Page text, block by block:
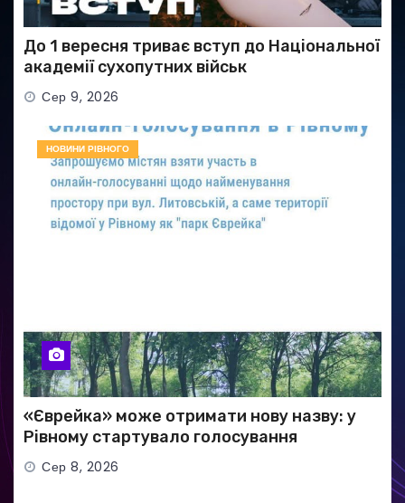
До 1 вересня триває вступ до Національної
академії сухопутних військ
Сер 9, 2026
НОВИНИ РІВНОГО
«Єврейка» може отримати нову назву: у
Рівному стартувало голосування
Сер 8, 2026